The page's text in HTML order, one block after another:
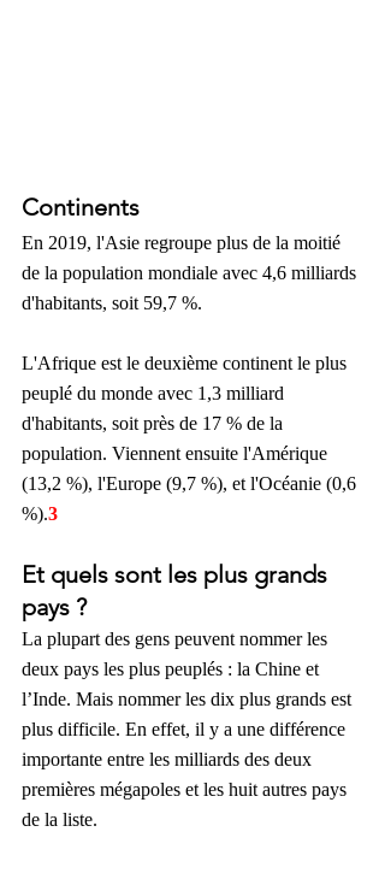
Continents
En 2019, l'Asie regroupe plus de la moitié
de la population mondiale avec 4,6 milliards
d'habitants, soit 59,7 %.
L'Afrique est le deuxième continent le plus
peuplé du monde avec 1,3 milliard
d'habitants, soit près de 17 % de la
population. Viennent ensuite l'Amérique
(13,2 %), l'Europe (9,7 %), et l'Océanie (0,6
%).3
Et quels sont les plus grands
pays ?
La plupart des gens peuvent nommer les
deux pays les plus peuplés : la Chine et
l’Inde. Mais nommer les dix plus grands est
plus difficile. En effet, il y a une différence
importante entre les milliards des deux
premières mégapoles et les huit autres pays
de la liste.